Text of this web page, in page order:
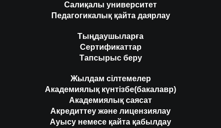
Салиқалы университет
Педагогикалық қайта даярлау
Тыңдаушыларға
Сертификаттар
Тапсырыс беру
Жылдам сілтемелер
Академиялық күнтізбе(бакалавр)
Академиялық саясат
Акредиттеу және лицензиялау
Ауысу немесе қайта қабылдау